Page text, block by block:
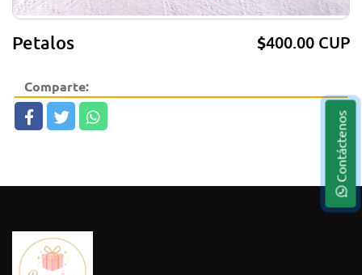
Petalos $400.00 CUP
Comparte:
Contáctenos